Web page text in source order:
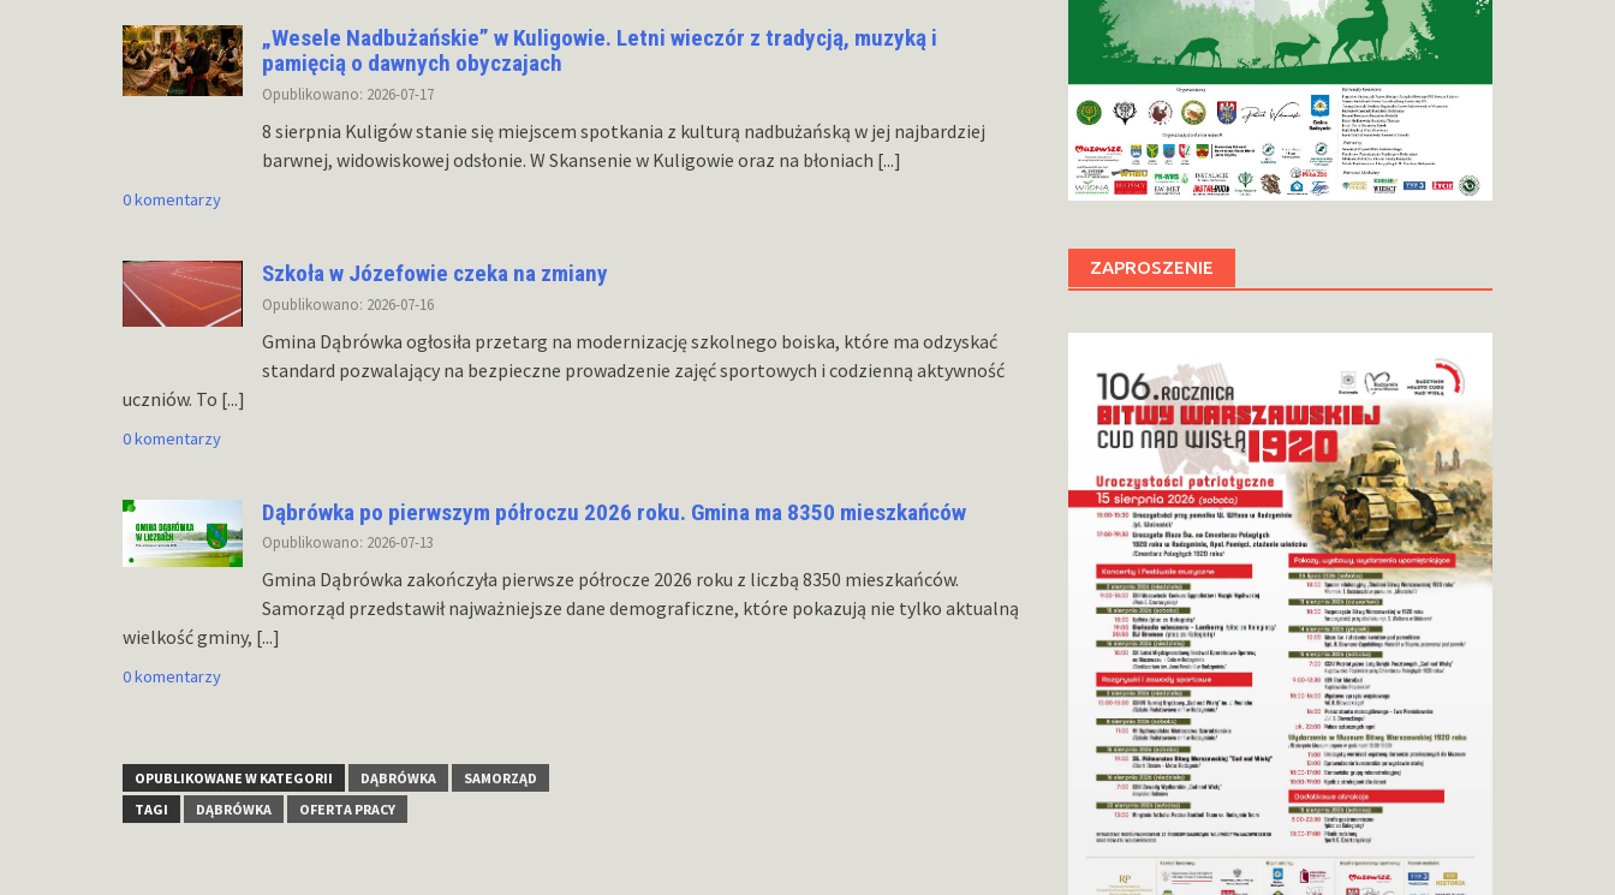
„Wesele Nadbużańskie” w Kuligowie. Letni wieczór z tradycją, muzyką i
pamięcią o dawnych obyczajach
Opublikowano: 2026-07-17
8 sierpnia Kuligów stanie się miejscem spotkania z kulturą nadbużańską w jej najbardziej
barwnej, widowiskowej odsłonie. W Skansenie w Kuligowie oraz na błoniach [...]
0 komentarzy
Szkoła w Józefowie czeka na zmiany
Opublikowano: 2026-07-16
Gmina Dąbrówka ogłosiła przetarg na modernizację szkolnego boiska, które ma odzyskać
standard pozwalający na bezpieczne prowadzenie zajęć sportowych i codzienną aktywność
uczniów. To [...]
0 komentarzy
Dąbrówka po pierwszym półroczu 2026 roku. Gmina ma 8350 mieszkańców
Opublikowano: 2026-07-13
Gmina Dąbrówka zakończyła pierwsze półrocze 2026 roku z liczbą 8350 mieszkańców.
Samorząd przedstawił najważniejsze dane demograficzne, które pokazują nie tylko aktualną
wielkość gminy, [...]
0 komentarzy
OPUBLIKOWANE W KATEGORII DĄBRÓWKA
SAMORZĄD
TAGI
DĄBRÓWKA OFERTA PRACY
ZAPROSZENIE